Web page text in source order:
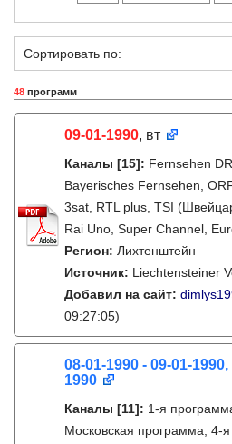
Сортировать по:
48 программ
09-01-1990, вт
Каналы [15]: Fernsehen
Bayerisches Fernsehen,
3sat, RTL plus, TSI
Rai Uno, Super Channel,
Регион: Лихтенштейн
Источник: Liechtensteiner
Добавил на сайт:
09:27:05)
08-01-1990 - 09-01-
1990
Каналы [11]: 1-я
Московская программа, 4-